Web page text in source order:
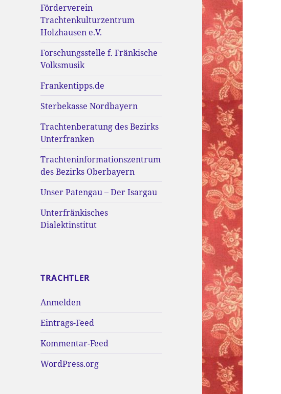
Förderverein
Trachtenkulturzentrum
Holzhausen e.V.
Forschungsstelle f. Fränkische
Volksmusik
Frankentipps.de
Sterbekasse Nordbayern
Trachtenberatung des Bezirks
Unterfranken
Trachteninformationszentrum
des Bezirks Oberbayern
Unser Patengau – Der Isargau
Unterfränkisches
Dialektinstitut
TRACHTLER
Anmelden
Eintrags-Feed
Kommentar-Feed
WordPress.org